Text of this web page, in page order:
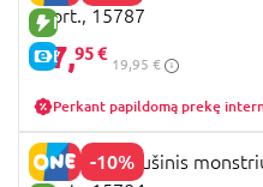
NAUJA PREKĖ
E-KAINA
asort., 15787
17,95 €
19,95 €
Perkant papildomą prekę
-10%
FUGGLER pliušinis